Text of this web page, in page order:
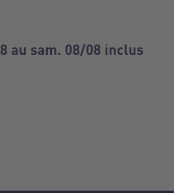
au sam. 08/08 inclus